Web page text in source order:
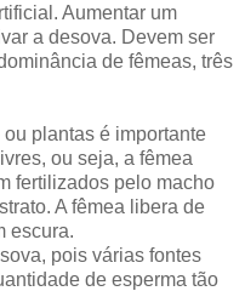
Aumentar um
a desova. Devem ser
de fêmeas, três
plantas é importante
ou seja, a fêmea
fertilizados pelo macho
A fêmea libera de
escura.
pois várias fontes
de esperma tão